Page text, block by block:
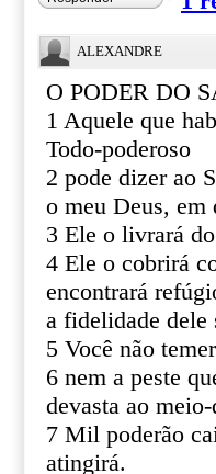
ALEXANDRE
O PODER DO
1 Aquele que
Todo-poderoso
2 pode dizer ao
o meu Deus, em
3 Ele o livrará
4 Ele o cobrirá
encontrará
a fidelidade dele
5 Você não
6 nem a peste
devasta ao meio-
7 Mil poderão
atingirá.